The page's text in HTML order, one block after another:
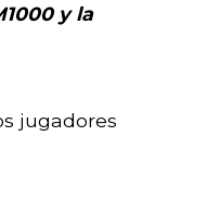
y la
jugadores